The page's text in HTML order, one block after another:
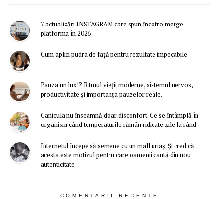
7 actualizări INSTAGRAM care spun încotro merge
platforma în 2026
Cum aplici pudra de față pentru rezultate impecabile
Pauza un lux!? Ritmul vieții moderne, sistemul nervos,
productivitate și importanța pauzelor reale.
Canicula nu înseamnă doar disconfort. Ce se întâmplă în
organism când temperaturile rămân ridicate zile la rând
Internetul începe să semene cu un mall uriaș. Și cred că
acesta este motivul pentru care oamenii caută din nou
autenticitate
COMENTARII RECENTE